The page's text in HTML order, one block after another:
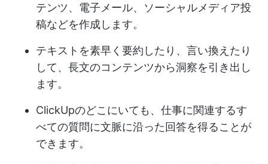
テンツ、電子メール、ソーシャルメディア投
稿などを作成します。
テキストを素早く要約したり、言い換えたり
して、長文のコンテンツから洞察を引き出し
ます。
ClickUpのどこにいても、仕事に関連するす
べての質問に文脈に沿った回答を得ることが
できます。